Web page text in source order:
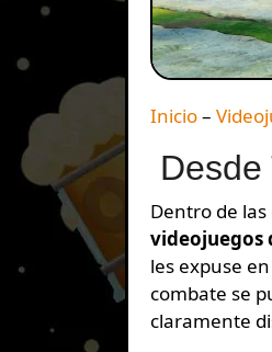
Inicio–
Dentro de
videojuegos
les expuse
combate se
claramente